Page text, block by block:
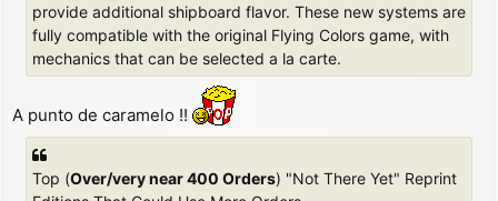
provide additional shipboard flavor. These new systems are
fully compatible with the original Flying Colors game, with
mechanics that can be selected a la carte.
A punto de caramelo !!
Top (Over/very near 400 Orders) "Not There Yet" Reprint